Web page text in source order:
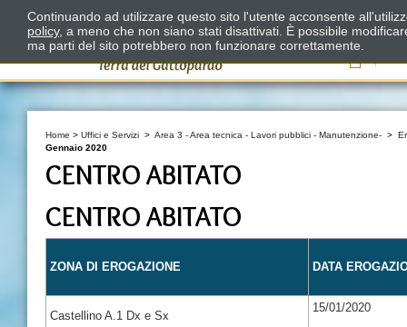
Il
Home > Uffici e Servizi > Area 3 - Area tecnica - Lavori pubblici - Manutenzione- >
Gennaio 2020
CENTRO ABITATO
CENTRO ABITATO
ZONA DI EROGAZIONE DATA
Castellino A.1 Dx e Sx
15/01/2020
Continuando ad utilizzare questo sito l'utente acconsente
policy, a meno che non siano stati disattivati. È possibile
ma parti del sito potrebbero non funzionare correttamente.